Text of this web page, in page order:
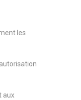
les
aux